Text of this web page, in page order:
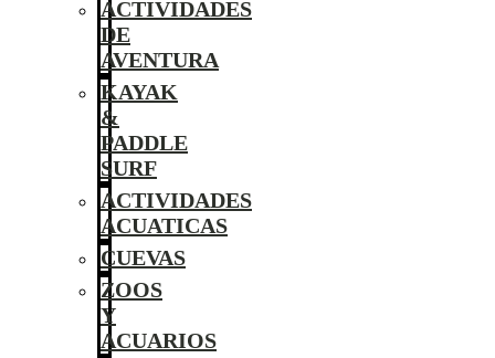
ACTIVIDADES
DE
AVENTURA
KAYAK
&
PADDLE
SURF
ACTIVIDADES
ACUATICAS
CUEVAS
ZOOS
Y
ACUARIOS